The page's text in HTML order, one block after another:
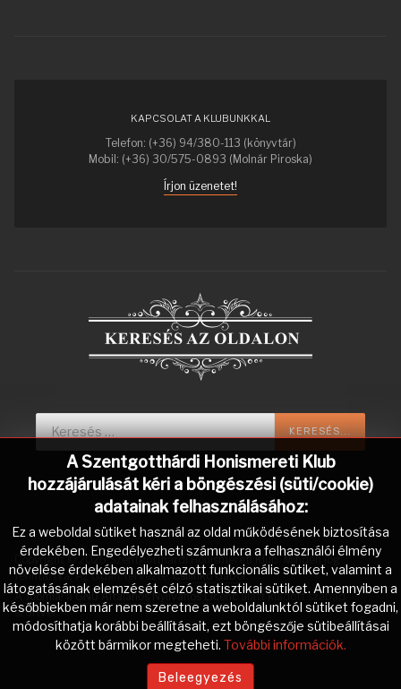
A Szentgotthárdi Honismereti Klub
hozzájárulását kéri a böngészési (süti/cookie)
adatainak felhasználásához:
Ez a weboldal sütiket használ az oldal működésének biztosítása
érdekében. Engedélyezheti számunkra a felhasználói élmény
növelése érdekében alkalmazott funkcionális sütiket, valamint a
látogatásának elemzését célzó statisztikai sütiket. Amennyiben a
későbbiekben már nem szeretne a weboldalunktól sütiket fogadni,
módosíthatja korábbi beállításait, ezt böngészője sütibeállításai
között bármikor megteheti. További információk.
Beleegyezés
KAPCSOLAT A KLUBUNKKAL
Telefon: (+36) 94/380-113 (könyvtár)
Mobil: (+36) 30/575-0893 (Molnár Piroska)
Írjon üzenetet!
Keresés...
KERESÉS...
Copyright © 2026 Szentgotthárdi Honismereti Klub. Minden jog
fenntartva. Az oldalt tervezte:Csilinkó Gábor.
AJoomla!aGNU Általános Nyilvános Licencalatt kiadott szabad
szoftver.